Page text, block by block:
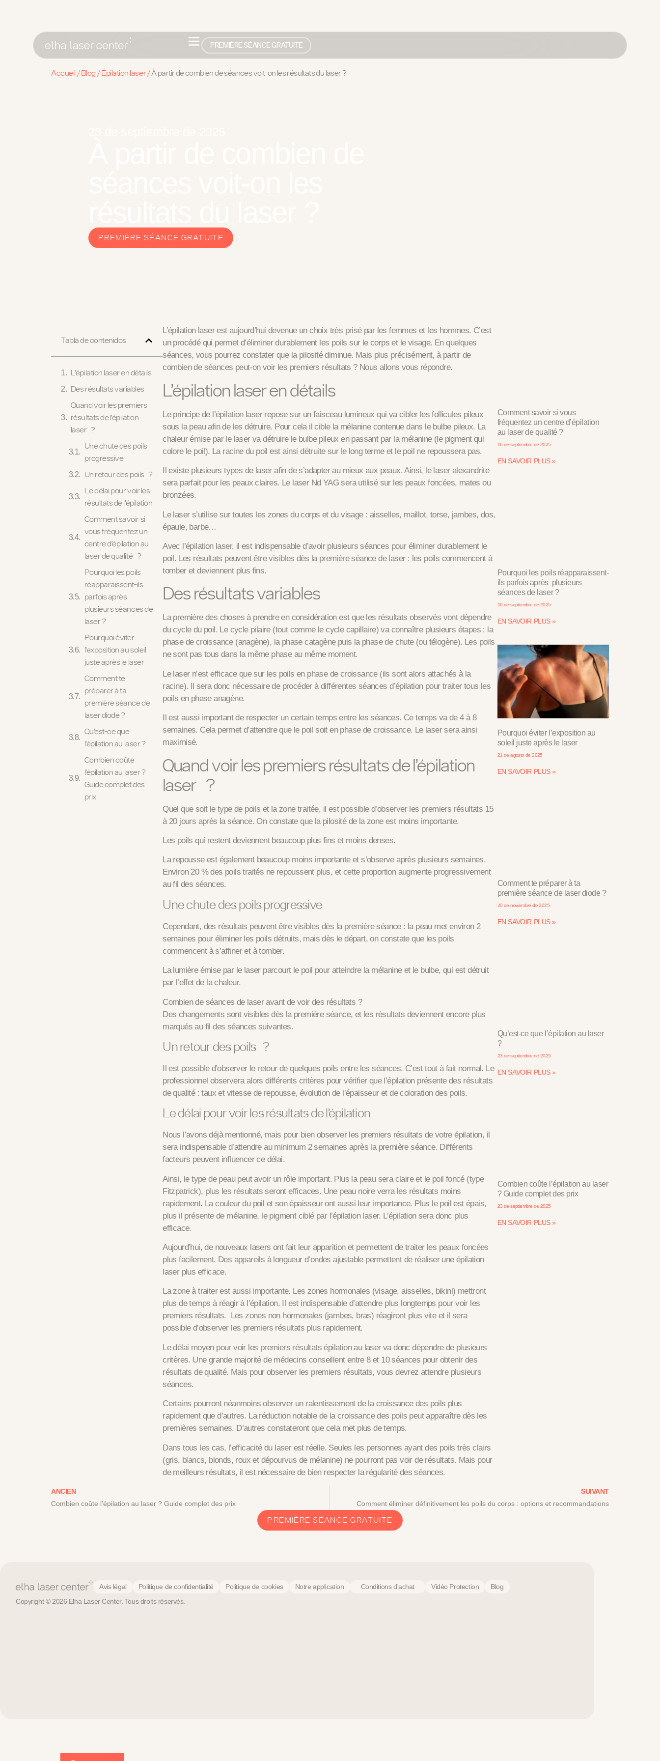
PREMIÈRE SÉANCE GRATUITE
Accueil /Blog /Épilation laser/À partir de combien de séances voit-on les résultats du laser ?
PREMIÈRE SÉANCE GRATUITE
Tabla de contenidos
L’épilation laser en détails
Des résultats variables
Quand voir les premiers
résultats de l’épilation
laser ?
Une chute des poils
progressive
Un retour des poils ?
Le délai pour voir les
résultats de l’épilation
Comment savoir si
vous fréquentez un
centre d’épilation au
laser de qualité ?
Pourquoi les poils
réapparaissent-ils
parfois après
plusieurs séances de
laser ?
Pourquoi éviter
l’exposition au soleil
juste après le laser
Comment te
préparer à ta
première séance de
laser diode ?
Qu’est-ce que
l’épilation au laser ?
Combien coûte
l’épilation au laser ?
Guide complet des
prix
L’épilation laser est aujourd’hui devenue un choix très prisé par les femmes et les hommes. C’est
un procédé qui permet d’éliminer durablement les poils sur le corps et le visage. En quelques
séances, vous pourrez constater que la pilosité diminue. Mais plus précisément, à partir de
combien de séances peut-on voir les premiers résultats ? Nous allons vous répondre.
L’épilation laser en détails
Le principe de l’épilation laser repose sur un faisceau lumineux qui va cibler les follicules pileux
sous la peau afin de les détruire. Pour cela il cible la mélanine contenue dans le bulbe pileux. La
chaleur émise par le laser va détruire le bulbe pileux en passant par la mélanine(le pigment qui
colore le poil). La racine du poil est ainsi détruite sur le long terme et le poil ne repoussera pas.
Il existe plusieurs types de laser afin de s’adapter au mieux aux peaux. Ainsi, le laser alexandrite
sera parfait pour les peaux claires. Le laser Nd YAG sera utilisé sur les peaux foncées, mates ou
bronzées.
Le laser s’utilise sur toutes les zones du corps et du visage : aisselles, maillot, torse, jambes, dos,
épaule, barbe…
Avec l’épilation laser, il est indispensable d’avoir plusieurs séances pour éliminer durablement le
poil. Les résultats peuvent être visibles dès la première séance de laser : les poils commencent à
tomber et deviennent plus fins.
Des résultats variables
La première des choses à prendre en considération est que les résultats observés vont dépendre
du cycle du poil . Le cycle pilaire (tout comme le cycle capillaire) va connaître plusieurs étapes : la
phase de croissance (anagène), la phase catagène puis la phase de chute (ou télogène). Les poils
ne sont pas tous dans la même phase au même moment.
Le laser n’est efficace que sur les poils en phase de croissance(ils sont alors attachés à la
racine). Il sera donc nécessaire de procéder à différentes séances d’épilation pour traiter tous les
poils en phase anagène.
Il est aussi important de respecter un certain temps entre les séances. Ce temps va de 4 à 8
semaines. Cela permet d’attendre que le poil soit en phase de croissance. Le laser sera ainsi
maximisé.
Quand voir les premiers résultats de l’épilation
laser ?
Quel que soit le type de poils et la zone traitée, il est possible d’observer les premiers résultats 15
à 20 jours après la séance. On constate que la pilosité de la zone est moins importante.
Les poils qui restent deviennent beaucoup plus fins et moins denses.
La repousse est également beaucoup moins importante et s’observe après plusieurs semaines.
Environ 20 % des poils traités ne repoussent plus, et cette proportion augmente progressivement
au fil des séances.
Une chute des poils progressive
Cependant, des résultats peuvent être visibles dès la première séance: la peau met environ 2
semaines pour éliminer les poils détruits, mais dès le départ, on constate que les poils
commencent à s’affiner et à tomber.
La lumière émise par le laser parcourt le poil pour atteindre la mélanine et le bulbe, qui est détruit
par l’effet de la chaleur.
Combien de séances de laser avant de voir des résultats ?
Des changements sont visibles dès la première séance, et les résultats deviennent encore plus
marqués au fil des séances suivantes.
Un retour des poils ?
Il est possible d’observer le retour de quelques poils entre les séances. C’est tout à fait normal. Le
professionnel observera alors différents critères pour vérifier que l’épilation présente des résultats
de qualité : taux et vitesse de repousse, évolution de l’épaisseur et de coloration des poils.
Le délai pour voir les résultats de l’épilation
Nous l’avons déjà mentionné, mais pour bien observer les premiers résultats de votre épilation, il
sera indispensable d’attendre au minimum 2 semaines après la première séance. Différents
facteurs peuvent influencer ce délai.
Ainsi, le type de peau peut avoir un rôle important. Plus la peau sera claire et le poil foncé (type
Fitzpatrick), plus les résultats seront efficaces. Une peau noire verra les résultats moins
rapidement. La couleur du poil et son épaisseur ont aussi leur importance. Plus le poil est épais,
plus il présente de mélanine, le pigment ciblé par l’épilation laser. L’épilation sera donc plus
efficace.
Aujourd’hui, de nouveaux lasers ont fait leur apparition et permettent de traiter les peaux foncées
plus facilement. Des appareils à longueur d’ondes ajustable permettent de réaliser une épilation
laser plus efficace.
La zone à traiter est aussi importante. Les zones hormonales (visage, aisselles, bikini) mettront
plus de temps à réagir à l’épilation. Il est indispensable d’attendre plus longtemps pour voir les
premiers résultats. Les zones non hormonales (jambes, bras) réagiront plus vite et il sera
possible d’observer les premiers résultats plus rapidement.
Le délai moyen pour voir les premiers résultats épilation au laser va donc dépendre de plusieurs
critères. Une grande majorité de médecins conseillent entre 8 et 10 séances pour obtenir des
résultats de qualité. Mais pour observer les premiers résultats, vous devrez attendre plusieurs
séances.
Certains pourront néanmoins observer un ralentissement de la croissance des poils plus
rapidement que d’autres. La réduction notable de la croissance des poils peut apparaître dès les
premières semaines. D’autres constateront que cela met plus de temps.
Dans tous les cas, l’efficacité du laser est réelle. Seules les personnes ayant des poils très clairs
(gris, blancs, blonds, roux et dépourvus de mélanine) ne pourront pas voir de résultats. Mais pour
de meilleurs résultats, il est nécessaire de bien respecter la régularité des séances.
Comment savoir si vous
fréquentez un centre d’épilation
au laser de qualité ?
16 de septiembre de 2025
EN SAVOIR PLUS »
Pourquoi les poils réapparaissent-
ils parfois après plusieurs
séances de laser ?
16 de septiembre de 2025
EN SAVOIR PLUS »
Pourquoi éviter l’exposition au
soleil juste après le laser
21 de agosto de 2025
EN SAVOIR PLUS »
Comment te préparer à ta
première séance de laser diode ?
20 de noviembre de 2025
EN SAVOIR PLUS »
Qu’est-ce que l’épilation au laser
?
23 de septiembre de 2025
EN SAVOIR PLUS »
Combien coûte l’épilation au laser
? Guide complet des prix
23 de septiembre de 2025
EN SAVOIR PLUS »
ANCIEN
Combien coûte l’épilation au laser ? Guide complet des prix
SUIVANT
Comment éliminer définitivement les poils du corps : options et recommandations
PREMIÈRE SÉANCE GRATUITE
Avis légal Politique de confidentialité Politique de cookies Notre application Conditions d'achat Vidéo Protection
Blog
Copyright © 2026 Elha Laser Center. Tous droits réservés.